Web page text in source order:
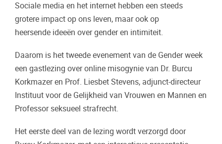
Sociale media en het internet hebben een steeds
grotere impact op ons leven, maar ook op
heersende ideeën over gender en intimiteit.
Daarom is het tweede evenement van de Gender week
een gastlezing over online misogynie van Dr. Burcu
Korkmazer en Prof. Liesbet Stevens, adjunct-directeur
Instituut voor de Gelijkheid van Vrouwen en Mannen en
Professor seksueel strafrecht.
Het eerste deel van de lezing wordt verzorgd door